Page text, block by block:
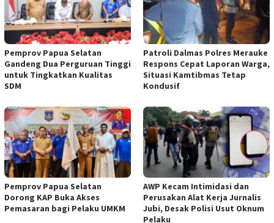
Pemprov Papua Selatan
Gandeng Dua Perguruan Tinggi
untuk Tingkatkan Kualitas
SDM
Patroli Dalmas Polres Merauke
Respons Cepat Laporan Warga,
Situasi Kamtibmas Tetap
Kondusif
Pemprov Papua Selatan
Dorong KAP Buka Akses
Pemasaran bagi Pelaku UMKM
AWP Kecam Intimidasi dan
Perusakan Alat Kerja Jurnalis
Jubi, Desak Polisi Usut Oknum
Pelaku